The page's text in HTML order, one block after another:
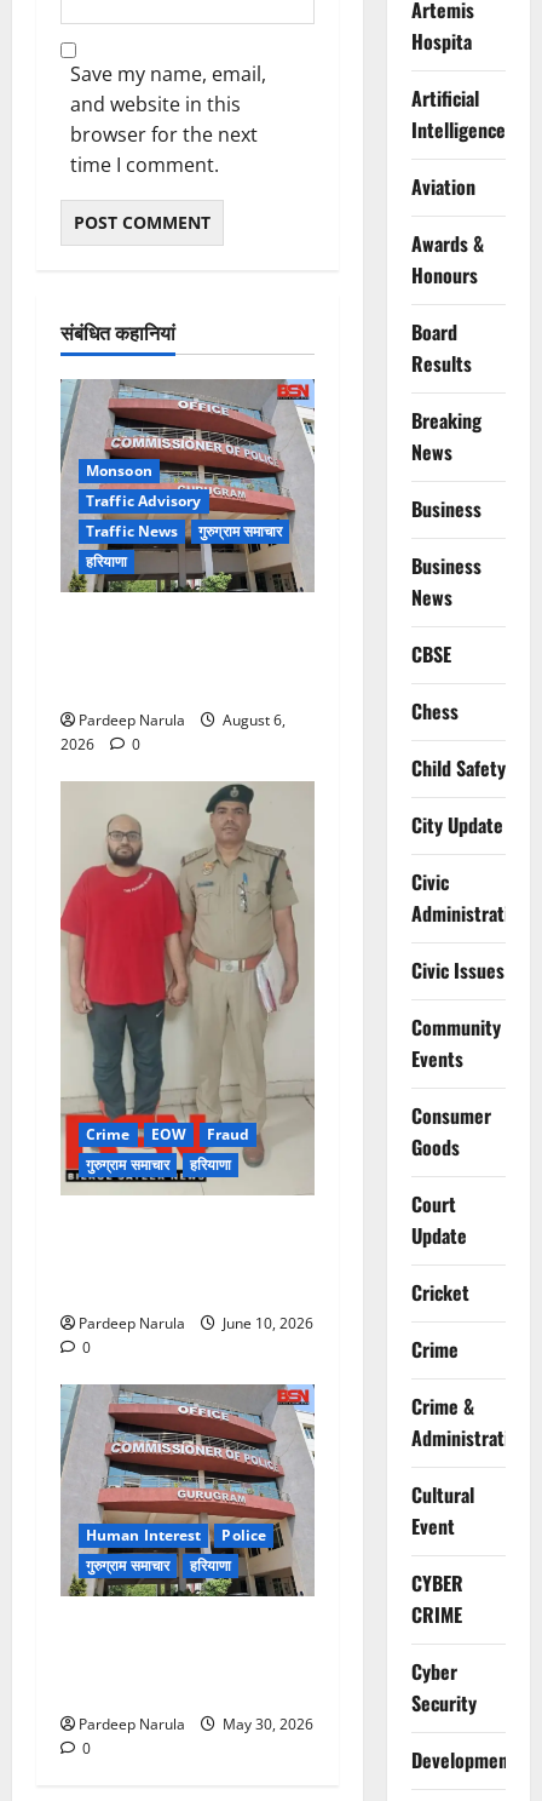
Save my name, email,
and website in this
browser for the next
time I comment.
संबंधित कहानियां
Monsoon
Traffic Advisory
Traffic News
गुरुग्राम समाचार
हरियाणा
Pardeep Narula
August 6,
2026
0
Crime EOW
Fraud
गुरुग्राम समाचार
हरियाणा
Pardeep Narula
June 10, 2026
0
Human Interest
Police
गुरुग्राम समाचार
हरियाणा
Pardeep Narula
May 30, 2026
0
Artemis
Hospita
Artificial
Intelligence
Aviation
Awards &
Honours
Board
Results
Breaking
News
Business
Business
News
CBSE
Chess
Child Safety
City Update
Civic
Administration
Civic Issues
Community
Events
Consumer
Goods
Court
Update
Cricket
Crime
Crime &
Administration
Cultural
Event
CYBER
CRIME
Cyber
Security
Development